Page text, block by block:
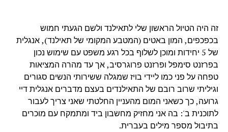
זה היה הטיול הראשון שלי לתאילנד ולשם הגעתי חמוש
בכפכפים, המון באטים (המטבע המקומי של תאילנד), אנגלית
של 5 יחידות ומוכן לשלוף בכל רגע משפט עם שימוש נכון
בפרזנט סימפל ופרזנט פרוגרסיב, אך עד מהרה המציאות
טפחה על פני כמו ליידי בויז שמגלה ששירותי הנשים סגורים
וגיליתי שרוב רובם של התאילנדים בעצם מדברים אנגלית דיי
גרועה, כך כשאני המום מהעניין החלטתי שאני צריך לעבור
לתוכנית ב': בה אני מחזיק מחשבון ביד ומתמקח עם מוכרים
בתיבול מספר מילים בעברית.